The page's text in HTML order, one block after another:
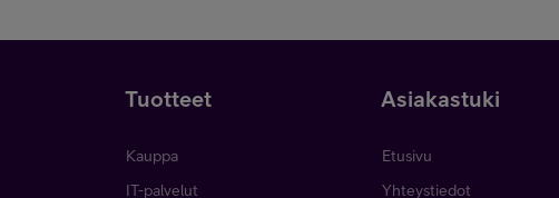
Tuotteet
Kauppa
IT-palvelut
Asiakastuki
Etusivu
Yhteystiedot